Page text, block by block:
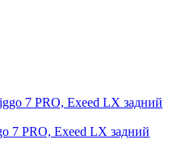
7 PRO, Exeed LX задний